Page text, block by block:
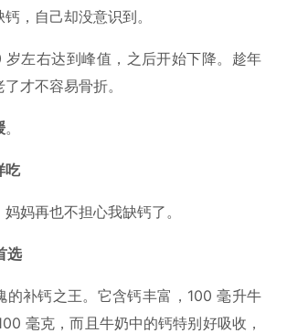
，自己却没意识到。
岁左右达到峰值，之后开始下降。趁年
才不容易骨折。
。
吃
妈再也不担心我缺钙了。
选
的补钙之王。它含钙丰富，100 毫升牛
毫克，而且牛奶中的钙特别好吸收，